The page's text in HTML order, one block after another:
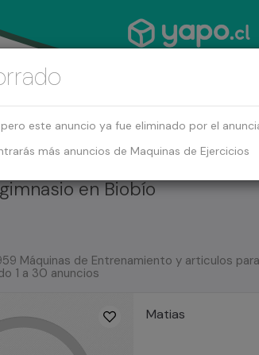
en Biobío
Máquinas de Entrenamiento y articulos
1 a 30 anuncios
Matias
este anuncio ya fue eliminado por el
más anuncios de Maquinas de Ejercicios